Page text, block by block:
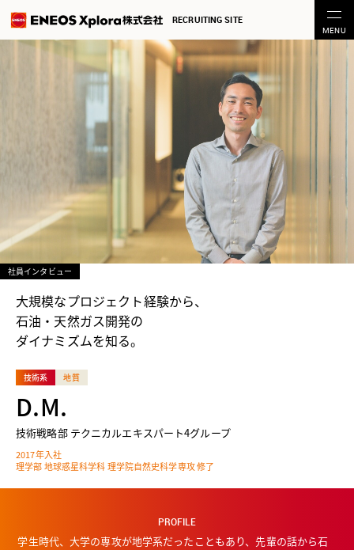
RECRUITING SITE
社員インタビュー
大規模なプロジェクト経験から、
石油・天然ガス開発の
ダイナミズムを知る。
技術系 地質
D.M.
技術戦略部 テクニカルエキスパート4グループ
2017年入社
理学部 地球惑星科学科 理学院自然史科学専攻 修了
PROFILE
学生時代、大学の専攻が地学系だったこともあり、先輩の話から石